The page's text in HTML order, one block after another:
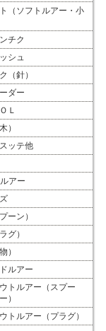
（ソフトルアー・小
チク
シュ
（針）
ダー
Ｌ
）
ッテ他
アー
ーン）
グ）
）
ルアー
トルアー（スプー
）
トルアー（プラグ）